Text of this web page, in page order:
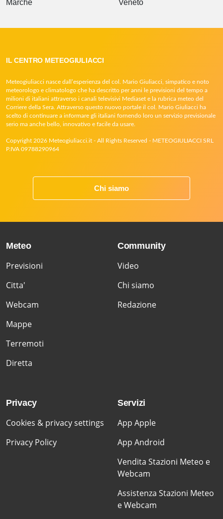
Marche
Veneto
IL CENTRO METEOGIULIACCI
Meteogiuliacci nasce dall’esperienza del col. Mario Giuliacci, simpatico e noto
meteorologo e climatologo che ha descritto per anni le previsioni del tempo a
milioni di italiani attraverso i canali televisivi Mediaset e la rubrica meteo del
Corriere della Sera. Attraverso questo nuovo portale il col. Mario Giuliacci ha
scelto di continuare a informare gli italiani fornendo loro un servizio previsionale
serio ma anche bello, innovativo e facile da usare.
Copyright 2026 Meteogiuliacci.it - All Rights Reserved - METEOGIULIACCI SRL
P.IVA 09788290964
Chi siamo
Meteo
Previsioni
Citta'
Webcam
Mappe
Terremoti
Diretta
Community
Video
Chi siamo
Redazione
Privacy
Cookies & privacy settings
Privacy Policy
Servizi
App Apple
App Android
Vendita Stazioni Meteo e
Webcam
Assistenza Stazioni Meteo
e Webcam